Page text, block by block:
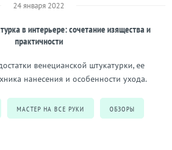
24 января 2022
в интерьере: сочетание изящества и
практичности
венецианской штукатурки, ее
нанесения и особенности ухода.
МАСТЕР НА ВСЕ РУКИ ОБЗОРЫ